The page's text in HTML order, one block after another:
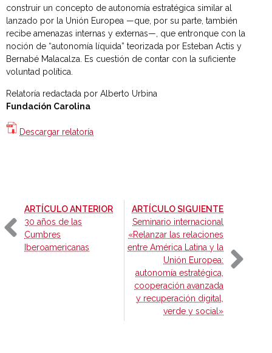
construir un concepto de autonomía estratégica similar al
lanzado por la Unión Europea —que, por su parte, también
recibe amenazas internas y externas—, que entronque con la
noción de “autonomía líquida” teorizada por Esteban Actis y
Bernabé Malacalza. Es cuestión de contar con la suficiente
voluntad política.
Relatoría redactada por Alberto Urbina
Fundación Carolina
Descargar relatoría
ARTÍCULO ANTERIOR-
30 años de las
Cumbres
Iberoamericanas
ARTÍCULO SIGUIENTE-
Seminario internacional
«Relanzar las relaciones
entre América Latina y la
Unión Europea:
autonomía estratégica,
cooperación avanzada
y recuperación digital,
verde y social»